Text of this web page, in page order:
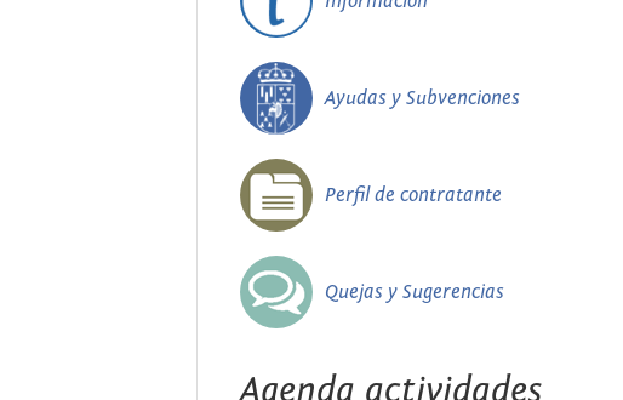
Ayudas y Subvenciones
Perfil de contratante
Quejas y Sugerencias
Agenda actividades